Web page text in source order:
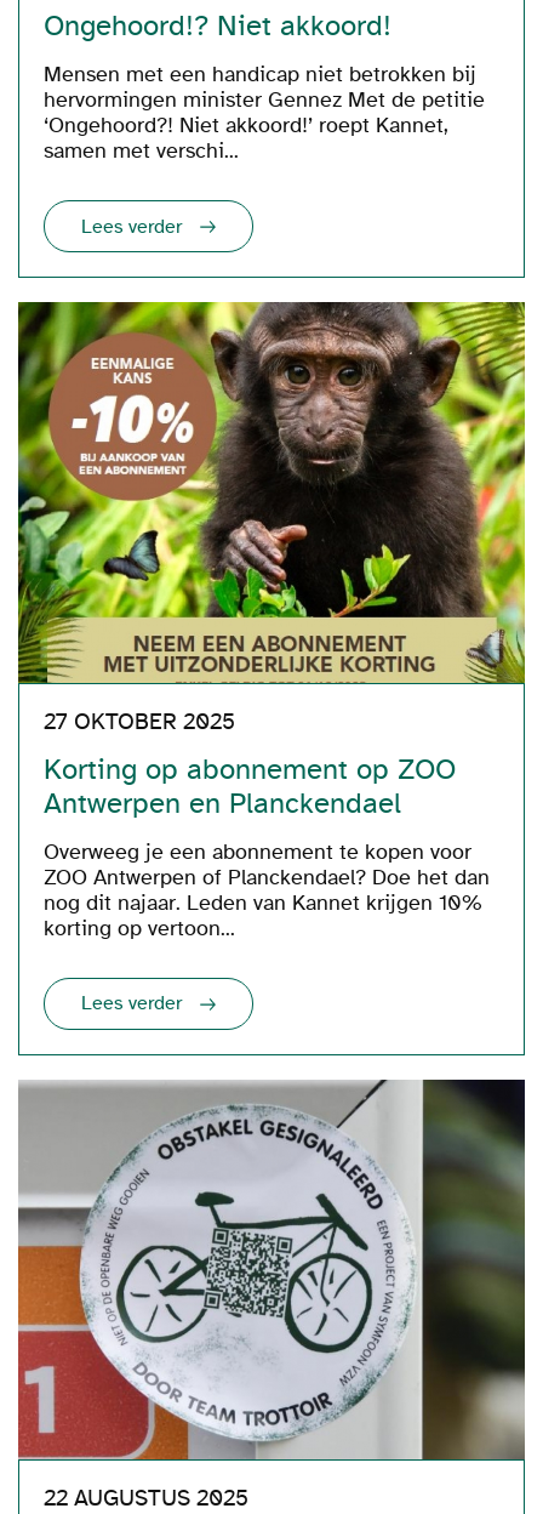
Ongehoord!? Niet akkoord!
Mensen met een handicap niet betrokken bij
hervormingen minister Gennez Met de petitie
‘Ongehoord?! Niet akkoord!’ roept Kannet,
samen met verschi...
Lees verder
27 OKTOBER 2025
Korting op abonnement op ZOO
Antwerpen en Planckendael
Overweeg je een abonnement te kopen voor
ZOO Antwerpen of Planckendael? Doe het dan
nog dit najaar. Leden van Kannet krijgen 10%
korting op vertoon...
Lees verder
22 AUGUSTUS 2025